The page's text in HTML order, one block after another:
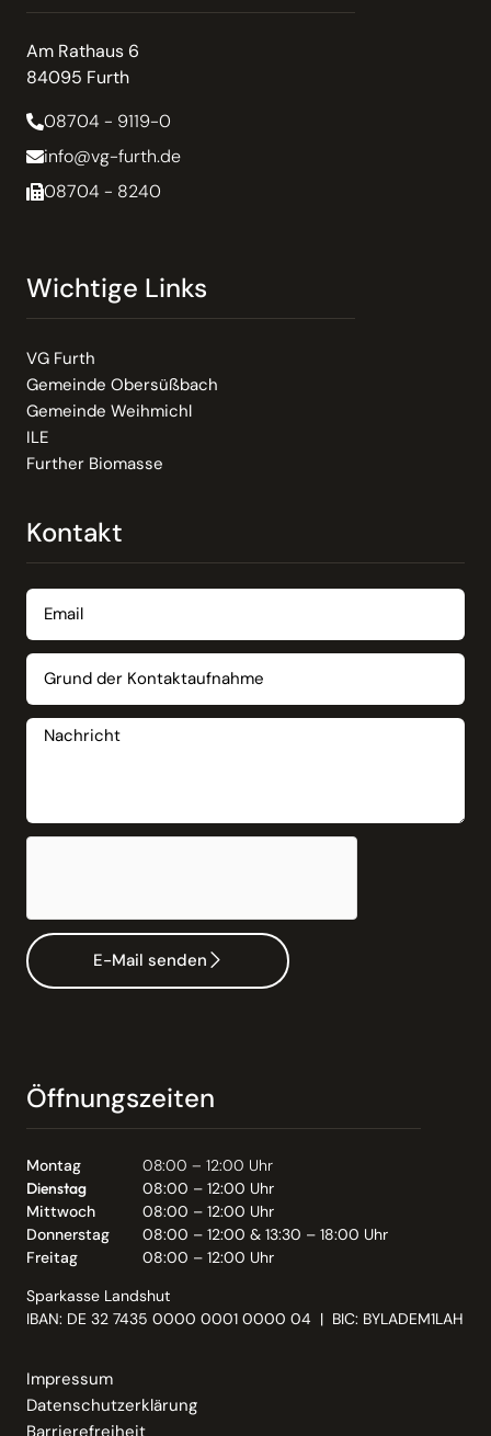
Am Rathaus 6
84095 Furth
08704 - 9119-0
info@vg-furth.de
08704 - 8240
Wichtige Links
VG Furth
Gemeinde Obersüßbach
Gemeinde Weihmichl
ILE
Further Biomasse
Kontakt
E-Mail senden
Öffnungszeiten
Montag
08:00 – 12:00 Uhr
Dienstag
08:00 – 12:00 Uhr
Mittwoch
08:00 – 12:00 Uhr
Donnerstag
08:00 – 12:00 & 13:30 – 18:00 Uhr
Freitag
08:00 – 12:00 Uhr
Sparkasse Landshut
IBAN: DE 32 7435 0000 0001 0000 04 | BIC: BYLADEM1LAH
Impressum
Datenschutzerklärung
Barrierefreiheit